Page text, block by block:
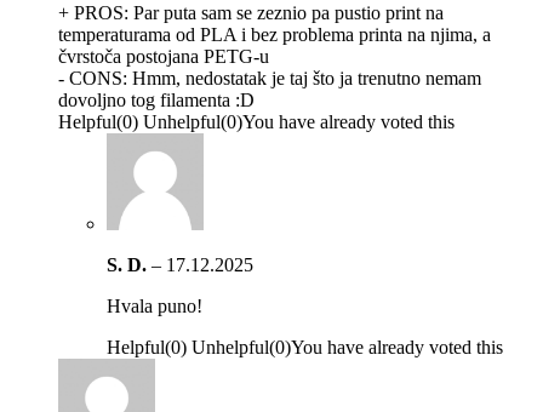
+ PROS: Par puta sam se zeznio pa pustio print na
temperaturama od PLA i bez problema printa na njima, a
čvrstoča postojana PETG-u
- CONS: Hmm, nedostatak je taj što ja trenutno nemam
dovoljno tog filamenta :D
Helpful(0) Unhelpful(0)You have already voted this
S. D. – 17.12.2025
Hvala puno!
Helpful(0) Unhelpful(0)You have already voted this